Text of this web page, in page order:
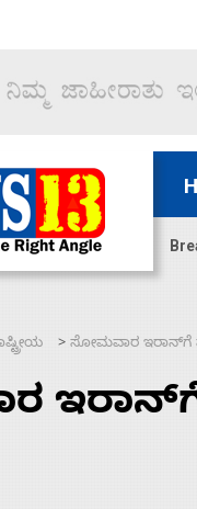
> ಸೋಮವಾರ ಇರಾನ್‌ಗೆ
ಇರಾನ್‌ಗೆ